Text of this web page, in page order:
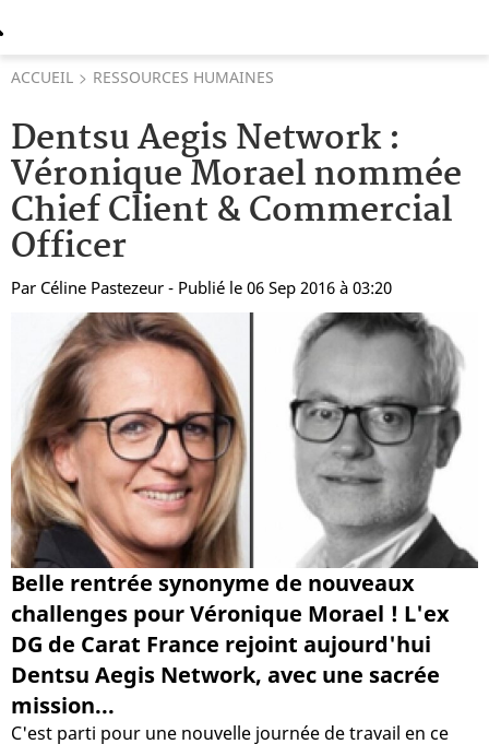
ACCUEIL RESSOURCES HUMAINES
Dentsu Aegis Network :
Véronique Morael nommée
Chief Client & Commercial
Officer
Par Céline Pastezeur - Publié le 06 Sep 2016 à 03:20
Belle rentrée synonyme de nouveaux
challenges pour Véronique Morael ! L'ex
DG de Carat France rejoint aujourd'hui
Dentsu Aegis Network, avec une sacrée
mission...
C'est parti pour une nouvelle journée de travail en ce